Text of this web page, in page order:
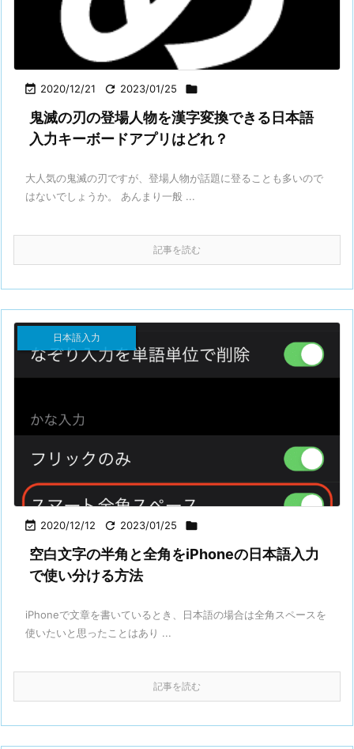
 2020/12/21  2023/01/25 
鬼滅の刃の登場人物を漢字変換できる日本語
入力キーボードアプリはどれ？
大人気の鬼滅の刃ですが、登場人物が話題に登ることも多いので
はないでしょうか。 あんまり一般 ...
記事を読む
 2020/12/12  2023/01/25 
日本語入力
空白文字の半角と全角をiPhoneの日本語入力
で使い分ける方法
iPhoneで文章を書いているとき、日本語の場合は全角スペースを
使いたいと思ったことはあり ...
記事を読む